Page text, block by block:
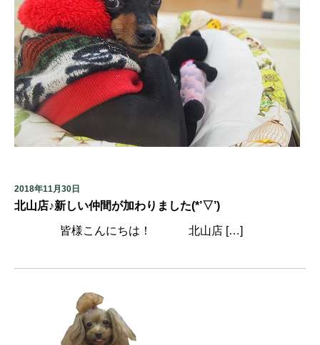
2018年11月30日
北山店♪新しい仲間が加わりました(*’▽’)
皆様こんにちは！ 北山店 […]